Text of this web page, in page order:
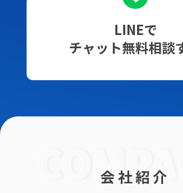
LINEで
チャット無料相談
会社紹介